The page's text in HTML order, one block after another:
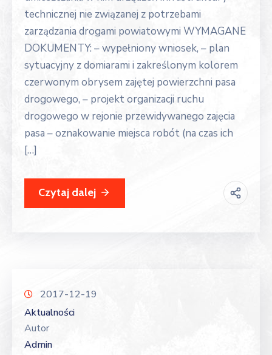
technicznej nie związanej z potrzebami
zarządzania drogami powiatowymi WYMAGANE
DOKUMENTY: – wypełniony wniosek, – plan
sytuacyjny z domiarami i zakreślonym kolorem
czerwonym obrysem zajętej powierzchni pasa
drogowego, – projekt organizacji ruchu
drogowego w rejonie przewidywanego zajęcia
pasa – oznakowanie miejsca robót (na czas ich
[…]
Czytaj dalej
2017-12-19
Aktualności
Autor
Admin